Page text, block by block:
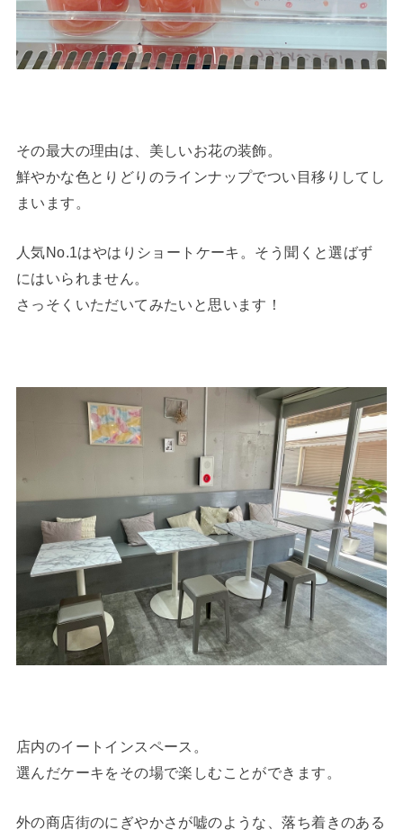
その最大の理由は、美しいお花の装飾。
鮮やかな色とりどりのラインナップでつい目移りしてし
まいます。
人気No.1はやはりショートケーキ。そう聞くと選ばず
にはいられません。
さっそくいただいてみたいと思います！
店内のイートインスペース。
選んだケーキをその場で楽しむことができます。
外の商店街のにぎやかさが嘘のような、落ち着きのある